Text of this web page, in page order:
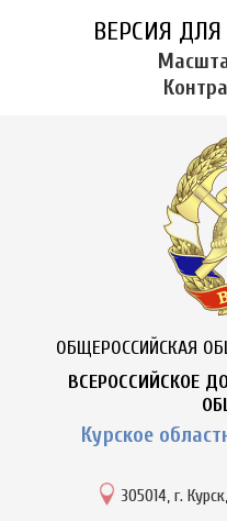
ВЕРСИЯ
ОБЩЕРОССИЙСКАЯ
ВСЕРОССИЙСКОЕ
Курское
305014, г.